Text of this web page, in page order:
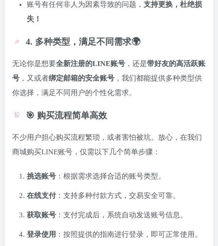
账号有任何非人为因素导致的问题， 支持更换，杜绝损
失！
4. 多种类型，满足不同需求🌍
无论你是想要全新注册的LINE账号 ，还是带好友的高活跃账
号 ，又或者绑定邮箱的安全账号 ，我们都能提供多种类型供
你选择，满足不同用户的个性化需求。
🎯 购买流程简单高效
不少用户担心购买流程繁琐，或者害怕被坑。放心，在我们
商城购买LINE账号，仅需以下几个简单步骤：
挑选账号 ：根据需求选择合适的账号类型。
在线支付：支持多种付款方式，交易安全可靠。
获取账号 ：支付完成后，系统自动发送账号信息。
登录使用 ：按照提供的指南进行登录，即可正常使用。